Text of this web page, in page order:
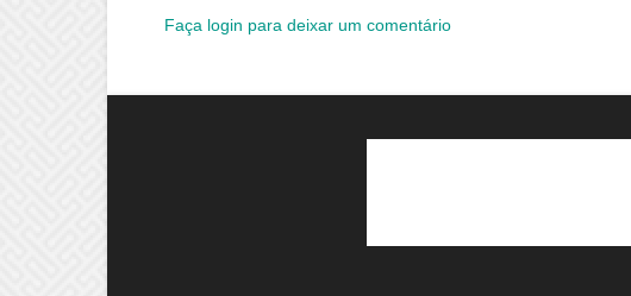
Faça login para deixar um comentário